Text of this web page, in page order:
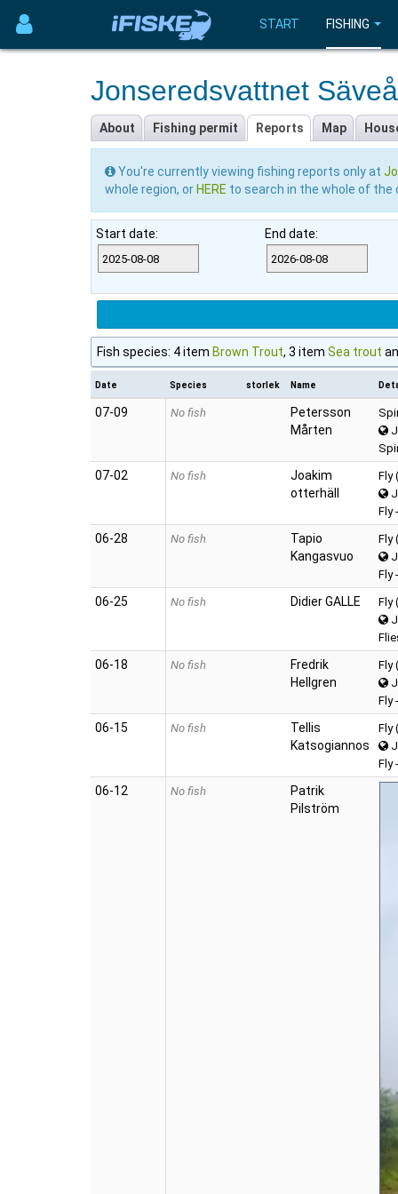
START FISHING
Jonseredsvattnet
About Fishing permit Reports Map
You're currently viewing fishing reports only at
whole region, or HERE to search in the whole of the
Start date: End date:
Fish species: 4 item Brown Trout, 3 item Sea trout
Date Species storlek Name
07‑09 No fish
Petersson
Mårten
07‑02 No fish
Joakim
otterhäll
Fly
Fly
06‑28 No fish
Tapio
Kangasvuo
Fly
Fly
06‑25 No fish Didier GALLE
Fly
06‑18 No fish
Fredrik
Hellgren
Fly
Fly
06‑15 No fish
Tellis
Katsogiannos
Fly
Fly
06‑12 No fish
Patrik
Pilström